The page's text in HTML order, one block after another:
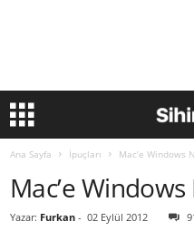
Ana Sayfa İpuçları Mac’e Windows
Mac’e
Yazar: Furkan - 02 Eylül 2012